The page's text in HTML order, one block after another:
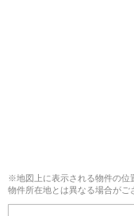
※地図上に表示される物件の位
物件所在地とは異なる場合がご